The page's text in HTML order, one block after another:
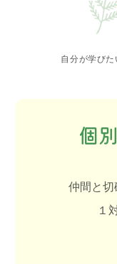
自分が学び
個
仲間と切
１